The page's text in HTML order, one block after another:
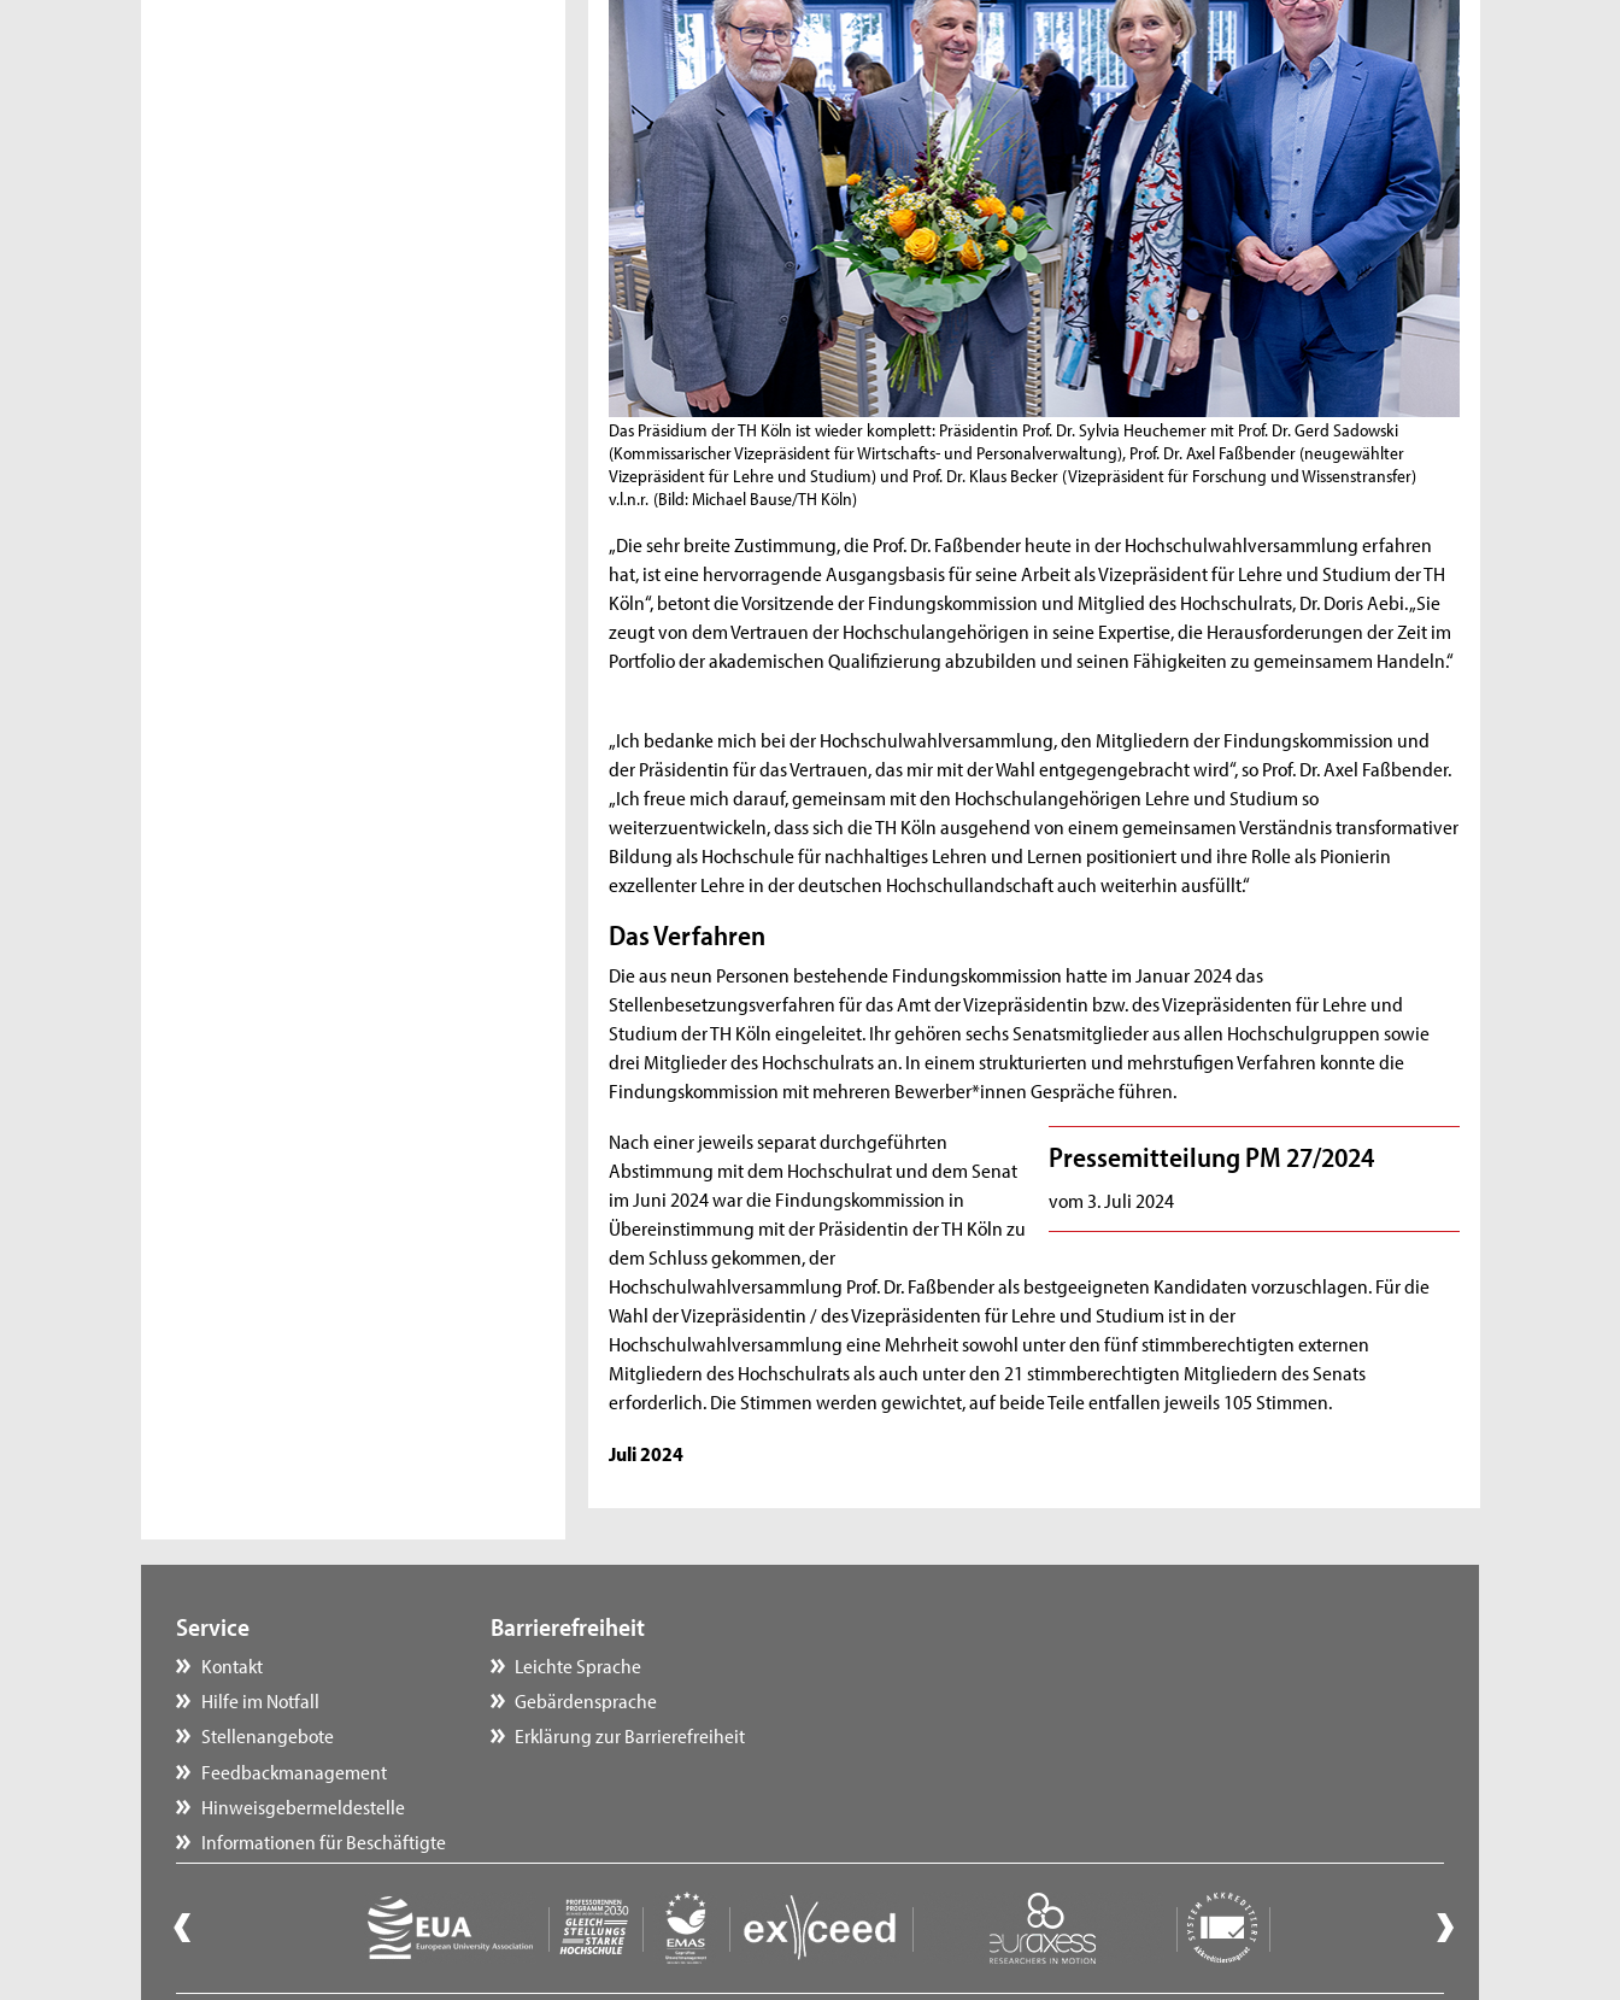
Das Präsidium der TH Köln ist wieder komplett: Präsidentin Prof. Dr. Sylvia Heuchemer mit Prof. Dr. Gerd Sadowski
(Kommissarischer Vizepräsident für Wirtschafts- und Personalverwaltung), Prof. Dr. Axel Faßbender (neugewählter
Vizepräsident für Lehre und Studium) und Prof. Dr. Klaus Becker (Vizepräsident für Forschung und Wissenstransfer)
v.l.n.r. (Bild: Michael Bause/TH Köln)
„Die sehr breite Zustimmung, die Prof. Dr. Faßbender heute in der Hochschulwahlversammlung erfahren
hat, ist eine hervorragende Ausgangsbasis für seine Arbeit als Vizepräsident für Lehre und Studium der TH
Köln“, betont die Vorsitzende der Findungskommission und Mitglied des Hochschulrats, Dr. Doris Aebi. „Sie
zeugt von dem Vertrauen der Hochschulangehörigen in seine Expertise, die Herausforderungen der Zeit im
Portfolio der akademischen Qualifizierung abzubilden und seinen Fähigkeiten zu gemeinsamem Handeln.“
„Ich bedanke mich bei der Hochschulwahlversammlung, den Mitgliedern der Findungskommission und
der Präsidentin für das Vertrauen, das mir mit der Wahl entgegengebracht wird“, so Prof. Dr. Axel Faßbender.
„Ich freue mich darauf, gemeinsam mit den Hochschulangehörigen Lehre und Studium so
weiterzuentwickeln, dass sich die TH Köln ausgehend von einem gemeinsamen Verständnis transformativer
Bildung als Hochschule für nachhaltiges Lehren und Lernen positioniert und ihre Rolle als Pionierin
exzellenter Lehre in der deutschen Hochschullandschaft auch weiterhin ausfüllt.“
Das Verfahren
Die aus neun Personen bestehende Findungskommission hatte im Januar 2024 das
Stellenbesetzungsverfahren für das Amt der Vizepräsidentin bzw. des Vizepräsidenten für Lehre und
Studium der TH Köln eingeleitet. Ihr gehören sechs Senatsmitglieder aus allen Hochschulgruppen sowie
drei Mitglieder des Hochschulrats an. In einem strukturierten und mehrstufigen Verfahren konnte die
Findungskommission mit mehreren Bewerber*innen Gespräche führen.
Pressemitteilung PM 27/2024
vom 3. Juli 2024
Nach einer jeweils separat durchgeführten
Abstimmung mit dem Hochschulrat und dem Senat
im Juni 2024 war die Findungskommission in
Übereinstimmung mit der Präsidentin der TH Köln zu
dem Schluss gekommen, der
Hochschulwahlversammlung Prof. Dr. Faßbender als bestgeeigneten Kandidaten vorzuschlagen. Für die
Wahl der Vizepräsidentin / des Vizepräsidenten für Lehre und Studium ist in der
Hochschulwahlversammlung eine Mehrheit sowohl unter den fünf stimmberechtigten externen
Mitgliedern des Hochschulrats als auch unter den 21 stimmberechtigten Mitgliedern des Senats
erforderlich. Die Stimmen werden gewichtet, auf beide Teile entfallen jeweils 105 Stimmen.
Juli 2024
Service
Kontakt
Hilfe im Notfall
Stellenangebote
Feedbackmanagement
Hinweisgebermeldestelle
Informationen für Beschäftigte
Barrierefreiheit
Leichte Sprache
Gebärdensprache
Erklärung zur Barrierefreiheit